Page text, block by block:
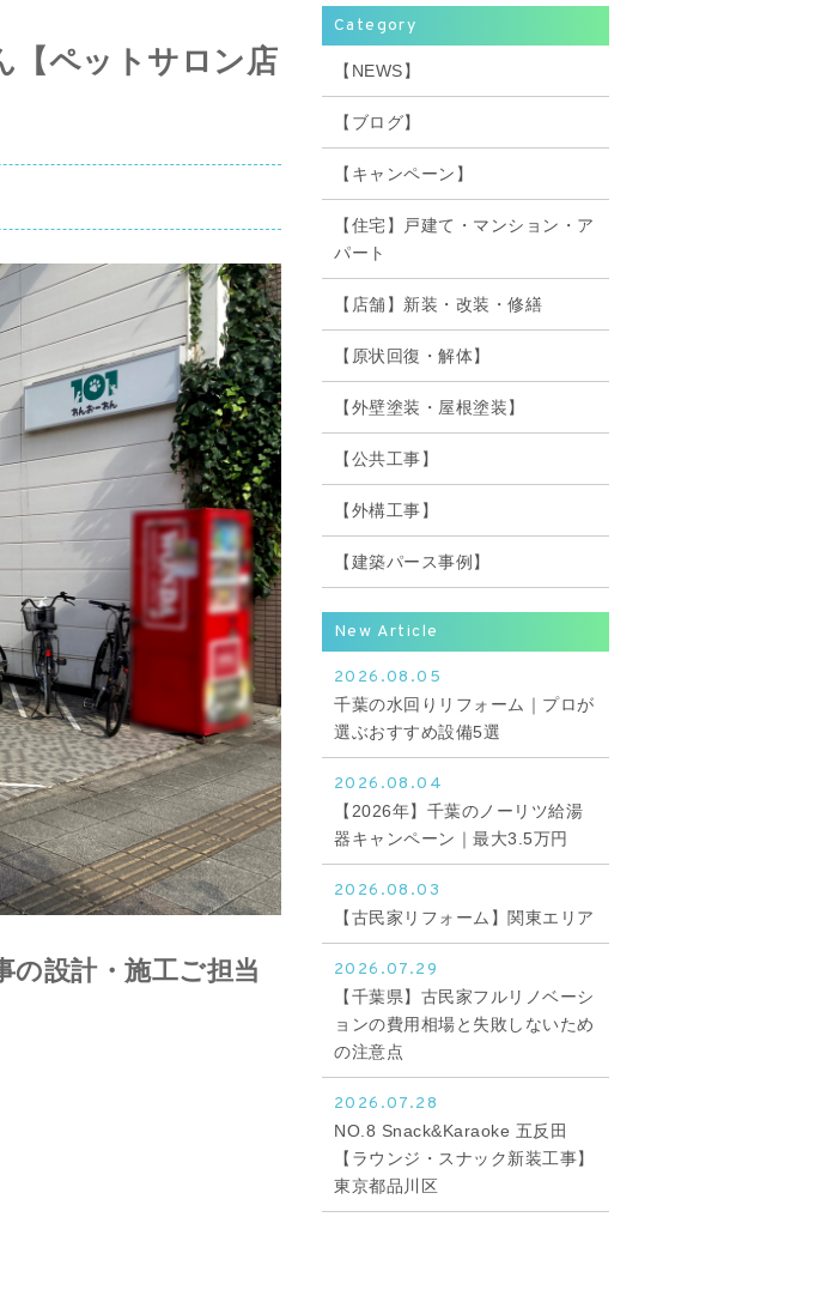
【ペットサロン店
の設計・施工ご担当
Category
【NEWS】
【ブログ】
【キャンペーン】
【住宅】戸建て・マンション・ア
パート
【店舗】新装・改装・修繕
【原状回復・解体】
【外壁塗装・屋根塗装】
【公共工事】
【外構工事】
【建築パース事例】
New Article
2026.08.05
千葉の水回りリフォーム｜プロが
選ぶおすすめ設備5選
2026.08.04
【2026年】千葉のノーリツ給湯
器キャンペーン｜最大3.5万円
2026.08.03
【古民家リフォーム】関東エリア
2026.07.29
【千葉県】古民家フルリノベーシ
ョンの費用相場と失敗しないため
の注意点
2026.07.28
NO.8 Snack&Karaoke 五反田
【ラウンジ・スナック新装工事】
東京都品川区